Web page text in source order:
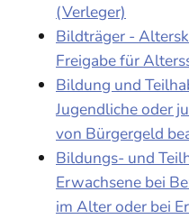
(Verleger)
Bildträger -
Freigabe für
Bildung und
Jugendliche oder
von Bürgergeld
Bildungs- und
Erwachsene bei
im Alter oder bei